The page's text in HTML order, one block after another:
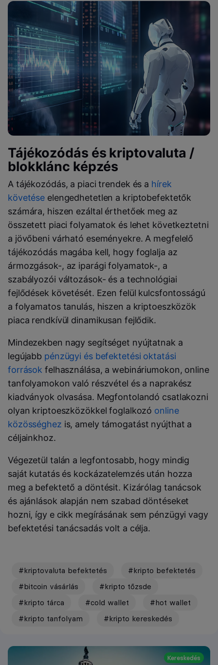
Tájékozódás és kriptovaluta /
blokklánc képzés
A tájékozódás, a piaci trendek és a hírek
követése elengedhetetlen a kriptobefektetők
számára, hiszen ezáltal érthetőek meg az
összetett piaci folyamatok és lehet következtetni
a jövőbeni várható eseményekre. A megfelelő
tájékozódás magába kell, hogy foglalja az
ármozgások-, az iparági folyamatok-, a
szabályozói változások- és a technológiai
fejlődések követését. Ezen felül kulcsfontosságú
a folyamatos tanulás, hiszen a kriptoeszközök
piaca rendkívül dinamikusan fejlődik.
Mindezekben nagy segítséget nyújtatnak a
legújabb pénzügyi és befektetési oktatási
források felhasználása, a webináriumokon, online
tanfolyamokon való részvétel és a naprakész
kiadványok olvasása. Megfontolandó csatlakozni
olyan kriptoeszközökkel foglalkozó online
közösséghez is, amely támogatást nyújthat a
céljainkhoz.
Végezetül talán a legfontosabb, hogy mindig
saját kutatás és kockázatelemzés után hozza
meg a befektető a döntésit. Kizárólag tanácsok
és ajánlások alapján nem szabad döntéseket
hozni, így e cikk megírásának sem pénzügyi vagy
befektetési tanácsadás volt a célja.
#kriptovaluta befektetés
#kripto befektetés
#bitcoin vásárlás
#kripto tőzsde
#kripto tárca
#cold wallet
#hot wallet
#kripto tanfolyam
#kripto kereskedés
Kereskedés